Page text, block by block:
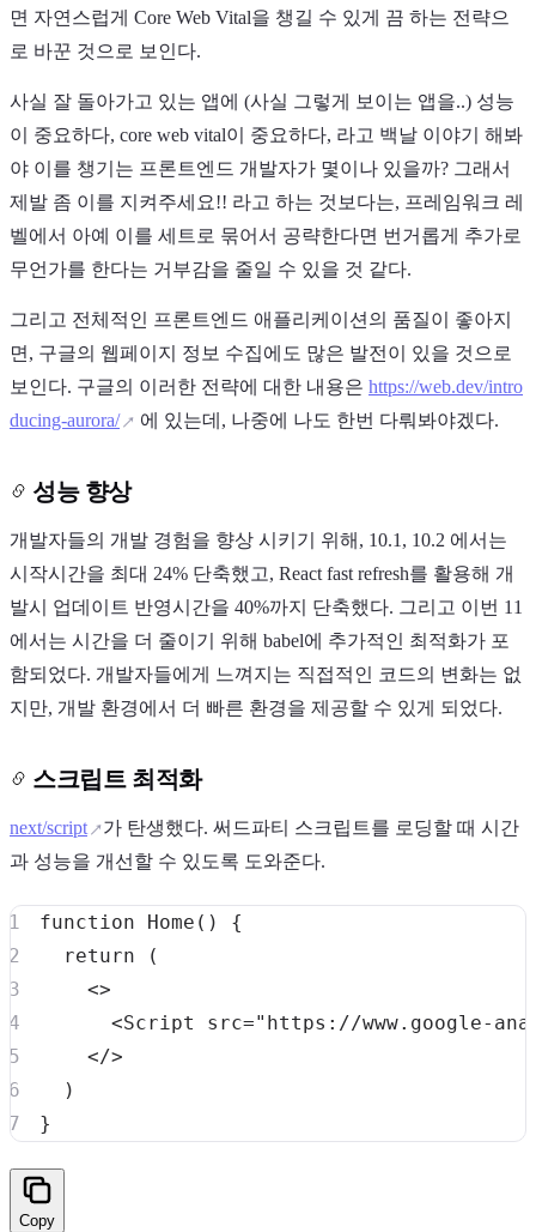
면 자연스럽게 Core Web Vital을 챙길 수 있게 끔 하는 전략으
로 바꾼 것으로 보인다.
사실 잘 돌아가고 있는 앱에 (사실 그렇게 보이는 앱을..) 성능
이 중요하다, core web vital이 중요하다, 라고 백날 이야기 해봐
야 이를 챙기는 프론트엔드 개발자가 몇이나 있을까? 그래서
제발 좀 이를 지켜주세요!! 라고 하는 것보다는, 프레임워크 레
벨에서 아예 이를 세트로 묶어서 공략한다면 번거롭게 추가로
무언가를 한다는 거부감을 줄일 수 있을 것 같다.
그리고 전체적인 프론트엔드 애플리케이션의 품질이 좋아지
면, 구글의 웹페이지 정보 수집에도 많은 발전이 있을 것으로
보인다. 구글의 이러한 전략에 대한 내용은 https://web.dev/intro
ducing-aurora/
에 있는데, 나중에 나도 한번 다뤄봐야겠다.
성능 향상
개발자들의 개발 경험을 향상 시키기 위해, 10.1, 10.2 에서는
시작시간을 최대 24% 단축했고, React fast refresh를 활용해 개
발시 업데이트 반영시간을 40%까지 단축했다. 그리고 이번 11
에서는 시간을 더 줄이기 위해 babel에 추가적인 최적화가 포
함되었다. 개발자들에게 느껴지는 직접적인 코드의 변화는 없
지만, 개발 환경에서 더 빠른 환경을 제공할 수 있게 되었다.
스크립트 최적화
next/script
가 탄생했다. 써드파티 스크립트를 로딩할 때 시간
과 성능을 개선할 수 있도록 도와준다.
function Home ( )
{
return
(
<>
<Script src=" https://www.google-
</>
)
}
Copy